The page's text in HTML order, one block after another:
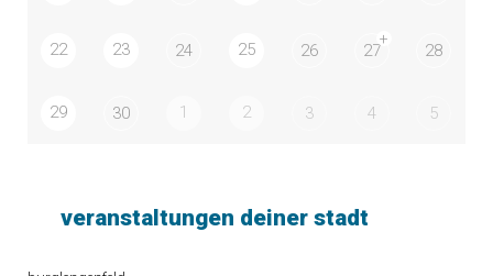
22 23 24 25 26 27
+
28
29 30 1 2 3 4 5
veranstaltungen deiner stadt